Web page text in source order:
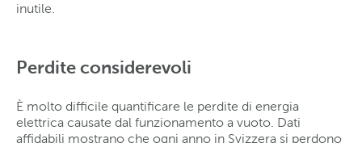
inutile.
Perdite considerevoli
È molto difficile quantificare le perdite di energia
elettrica causate dal funzionamento a vuoto. Dati
affidabili mostrano che ogni anno in Svizzera si perdono